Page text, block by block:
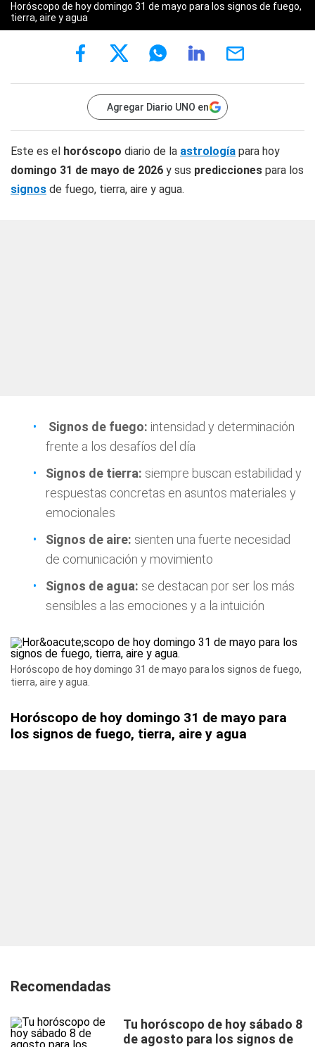
Horóscopo de hoy domingo 31 de mayo para los signos de fuego,
tierra, aire y agua
Agregar Diario UNO en
Este es el horóscopo diario de la astrología para hoy
domingo 31 de mayo de 2026 y sus predicciones para los
signos de fuego, tierra, aire y agua.
Signos de fuego: intensidad y determinación
frente a los desafíos del día
Signos de tierra: siempre buscan estabilidad y
respuestas concretas en asuntos materiales y
emocionales
Signos de aire: sienten una fuerte necesidad
de comunicación y movimiento
Signos de agua: se destacan por ser los más
sensibles a las emociones y a la intuición
Horóscopo de hoy domingo 31 de mayo para los signos de fuego,
tierra, aire y agua.
Horóscopo de hoy domingo 31 de mayo para
los signos de fuego, tierra, aire y agua
Recomendadas
Tu horóscopo de hoy sábado 8
de agosto para los signos de